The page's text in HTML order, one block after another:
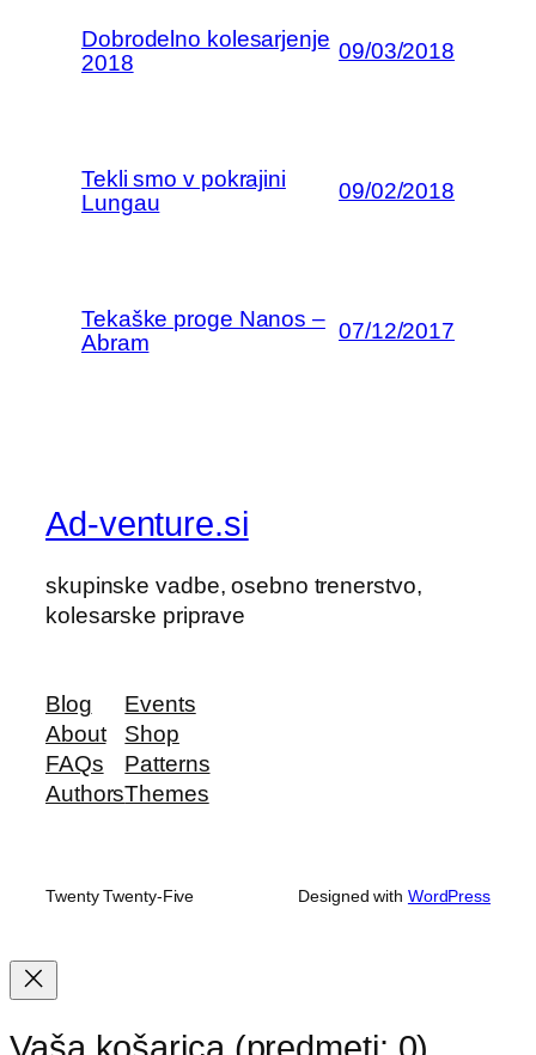
Dobrodelno kolesarjenje
2018
09/03/2018
Tekli smo v pokrajini
Lungau
09/02/2018
Tekaške proge Nanos –
Abram
07/12/2017
Ad-venture.si
skupinske vadbe, osebno trenerstvo,
kolesarske priprave
Blog
About
FAQs
Authors
Events
Shop
Patterns
Themes
Twenty Twenty-Five Designed with WordPress
Vaša košarica (predmeti: 0)